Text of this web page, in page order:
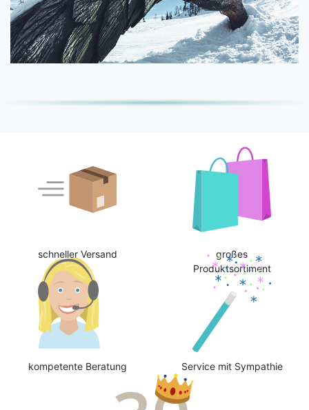
schneller Versand
großes
Produktsortiment
kompetente Beratung Service mit Sympathie